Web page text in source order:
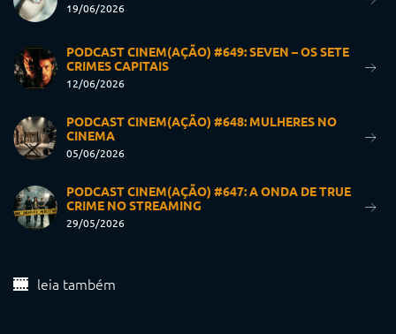
19/06/2026
PODCAST CINEM(AÇÃO) #649: SEVEN – OS SETE
CRIMES CAPITAIS
12/06/2026
PODCAST CINEM(AÇÃO) #648: MULHERES NO
CINEMA
05/06/2026
PODCAST CINEM(AÇÃO) #647: A ONDA DE TRUE
CRIME NO STREAMING
29/05/2026
leia também